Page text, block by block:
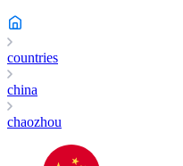
countries
china
chaozhou